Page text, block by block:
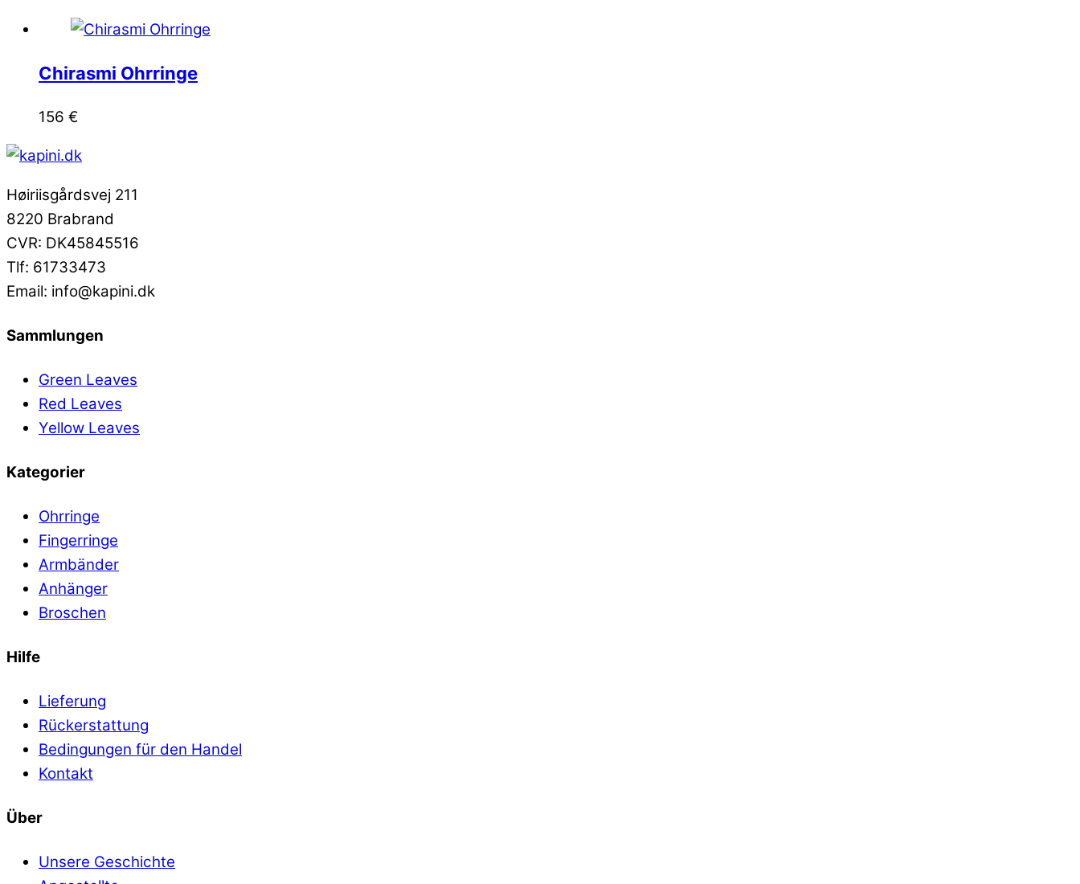
Chirasmi Ohrringe
156 €
Høiriisgårdsvej 211
8220 Brabrand
CVR: DK45845516
Tlf: 61733473
Email: info@kapini.dk
Sammlungen
Green Leaves
Red Leaves
Yellow Leaves
Kategorier
Ohrringe
Fingerringe
Armbänder
Anhänger
Broschen
Hilfe
Lieferung
Rückerstattung
Bedingungen für den Handel
Kontakt
Über
Unsere Geschichte